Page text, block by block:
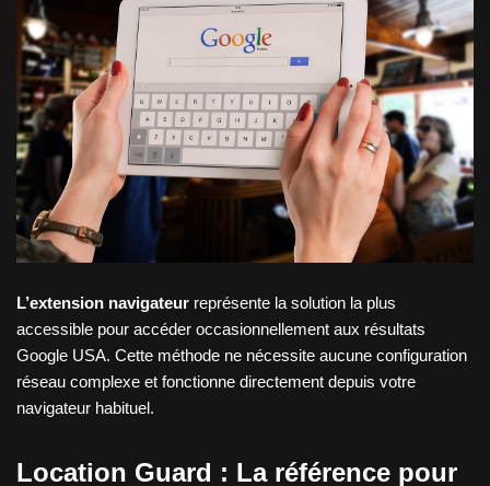
L’extension navigateur représente la solution la plus
accessible pour accéder occasionnellement aux résultats
Google USA. Cette méthode ne nécessite aucune configuration
réseau complexe et fonctionne directement depuis votre
navigateur habituel.
Location Guard : La référence pour